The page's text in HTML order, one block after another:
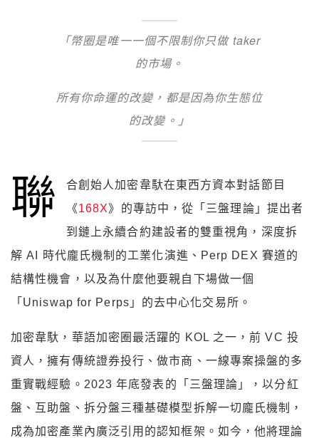
「幣圈是唯一一個不限制你只做 taker
的市場。
所有你命運的改變，都是因為你生態位
的改變。」
聯
合創始人加密韋馱在東西方資本對話節目
《168X》的專訪中，從「三盤理論」提出者
到鏈上永續合約建設者的雙重視角，深度拆
解 AI 時代龐氏機制的工業化演進、Perp DEX 賽道的
結構性機會，以及為什麼他要親自下場做一個
「Uniswap for Perps」的去中心化交易所。
加密韋馱，華語加密圈最活躍的 KOL 之一，前 VC 投
資人，擁有傳統證券投行、做市商、一線專案操盤的多
重實戰經驗。2023 年底發表的「三盤理論」，以分紅
盤、互助盤、拆分盤三種基礎模型拆解一切龐氏機制，
成為加密產業內廣泛引用的認知框架。如今，他將理論